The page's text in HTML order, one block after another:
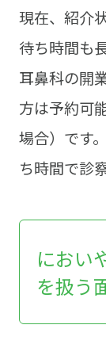
現在、紹介
待ち時間も
耳鼻科の開
方は予約可
場合）です
ち時間で診
におい
を扱う